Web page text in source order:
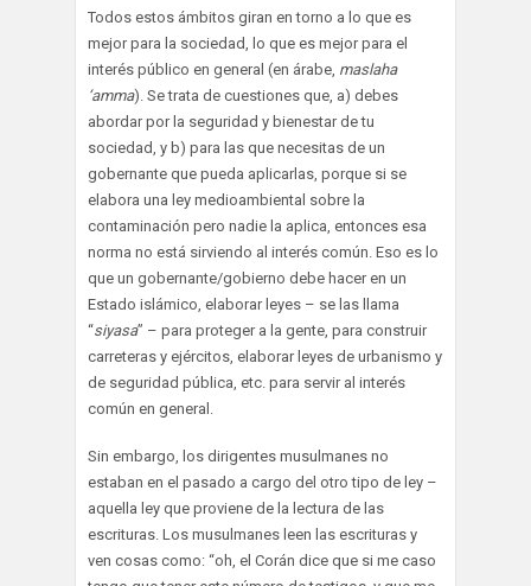
Todos estos ámbitos giran en torno a lo que es
mejor para la sociedad, lo que es mejor para el
interés público en general (en árabe, maslaha
‘amma). Se trata de cuestiones que, a) debes
abordar por la seguridad y bienestar de tu
sociedad, y b) para las que necesitas de un
gobernante que pueda aplicarlas, porque si se
elabora una ley medioambiental sobre la
contaminación pero nadie la aplica, entonces esa
norma no está sirviendo al interés común. Eso es lo
que un gobernante/gobierno debe hacer en un
Estado islámico, elaborar leyes – se las llama
“siyasa” – para proteger a la gente, para construir
carreteras y ejércitos, elaborar leyes de urbanismo y
de seguridad pública, etc. para servir al interés
común en general.
Sin embargo, los dirigentes musulmanes no
estaban en el pasado a cargo del otro tipo de ley –
aquella ley que proviene de la lectura de las
escrituras. Los musulmanes leen las escrituras y
ven cosas como: “oh, el Corán dice que si me caso